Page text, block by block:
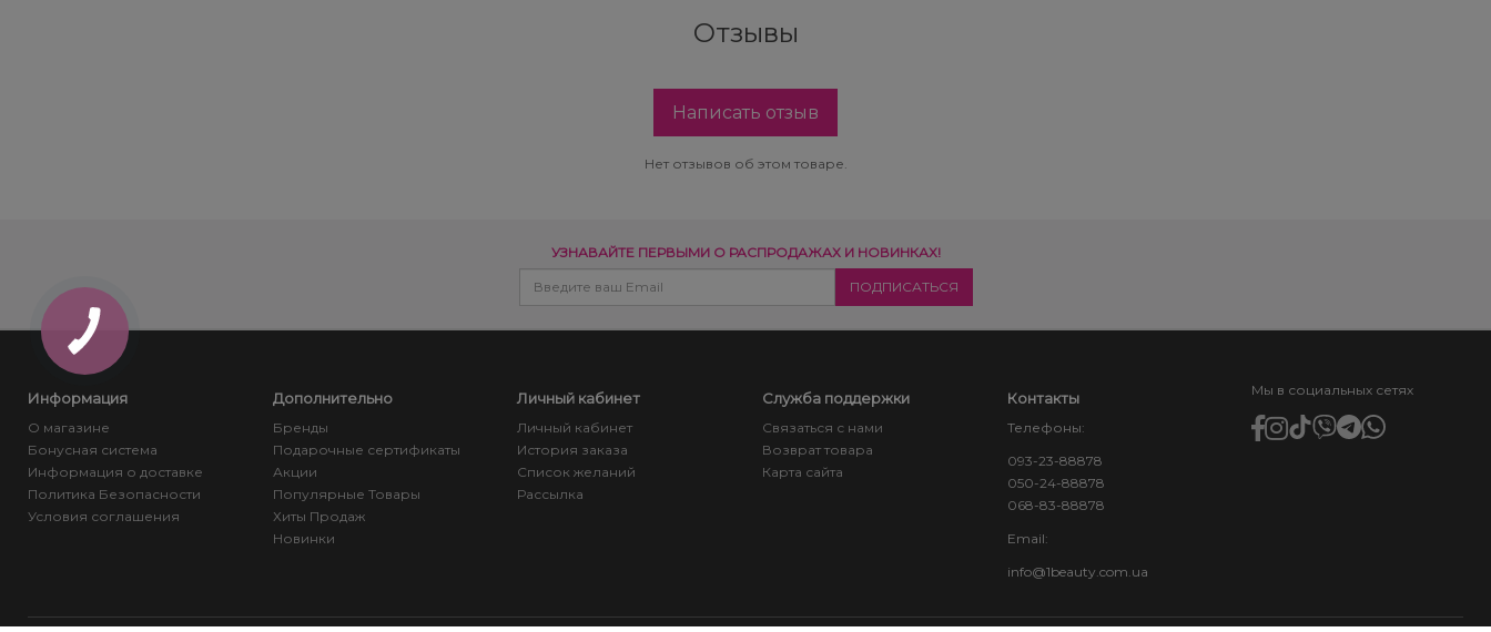
Отзывы
Написать отзыв
Нет отзывов об этом товаре.
УЗНАВАЙТЕ ПЕРВЫМИ О РАСПРОДАЖАХ И НОВИНКАХ!
Информация
О магазине
Бонусная система
Информация о доставке
Политика Безопасности
Условия соглашения
Дополнительно
Бренды
Подарочные сертификаты
Акции
Популярные Товары
Хиты Продаж
Новинки
Личный кабинет
Личный кабинет
История заказа
Список желаний
Рассылка
Служба поддержки
Связаться с нами
Возврат товара
Карта сайта
Контакты
Телефоны:
093-23-88878
050-24-88878
068-83-88878
Email:
info@1beauty.com.ua
Мы в социальных сетях